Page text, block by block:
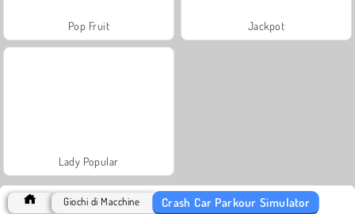
Pop Fruit Jackpot
Lady Popular
Giochi di Macchine Crash Car Parkour Simulator